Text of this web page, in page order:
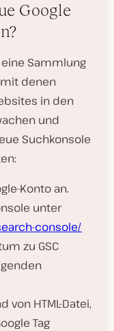
Google
eine Sammlung
denen
in den
und
Suchkonsole
Konto an.
unter
console/
zu GSC
von HTML-Datei,
Tag